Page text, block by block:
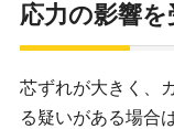
応力の影響
芯ずれが大きく、
る疑いがある場合